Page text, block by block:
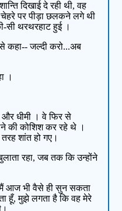
दिखाई दे रही थी, वह
पर पीड़ा छलकने लगे थी
सी थरथरहाट हुई ।
कहा-- जल्दी करो...अब
।
धीमी । वे फिर से
की कोशिश कर रहे थे ।
शांत हो गए।
रहा, जब तक कि उन्होंने
मैं आज भी वैसे ही सुन सकता
हूँ, मुझे लगता है कि वह मेरे